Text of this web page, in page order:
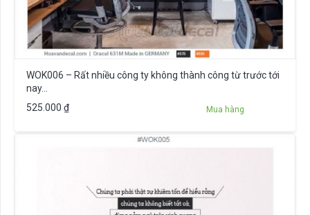
WOK006 – Rất nhiều công ty không thành công từ trước tới
nay…
525.000 ₫ Mua hàng